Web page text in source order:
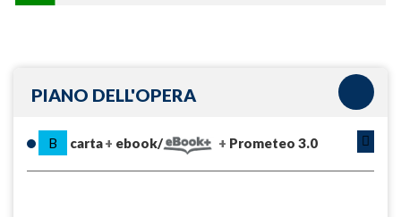
PIANO DELL'OPERA
B carta ebook/ Prometeo 3.0